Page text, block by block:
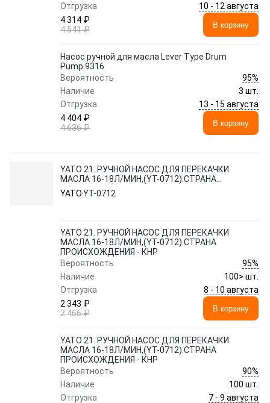
Отгрузка
10 - 12 августа
4 314 ₽
4 541 ₽
В корзину
Насос ручной для масла Lever Type Drum
Pump.9316
Вероятность
95%
Наличие
3 шт.
Отгрузка
13 - 15 августа
4 404 ₽
4 636 ₽
В корзину
YATO 21. РУЧНОЙ НАСОС ДЛЯ ПЕРЕКАЧКИ
МАСЛА 16-18Л/МИН,(YT-0712).СТРАНА
ПРОИСХОЖДЕНИЯ - КНР
YATOYT-0712
YATO 21. РУЧНОЙ НАСОС ДЛЯ ПЕРЕКАЧКИ
МАСЛА 16-18Л/МИН,(YT-0712).СТРАНА
ПРОИСХОЖДЕНИЯ - КНР
Вероятность
95%
Наличие
100> шт.
Отгрузка
8 - 10 августа
2 343 ₽
2 466 ₽
В корзину
YATO 21. РУЧНОЙ НАСОС ДЛЯ ПЕРЕКАЧКИ
МАСЛА 16-18Л/МИН,(YT-0712).СТРАНА
ПРОИСХОЖДЕНИЯ - КНР
Вероятность
90%
Наличие
100 шт.
Отгрузка
7 - 9 августа